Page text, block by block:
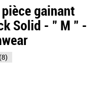
gainant
Solid - " M " -